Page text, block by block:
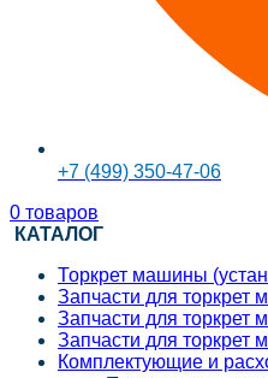
+7 (499) 350-47-06
0 товаров
КАТАЛОГ
Торкрет машины
Запчасти для
Запчасти для
Запчасти для
Комплектующие и